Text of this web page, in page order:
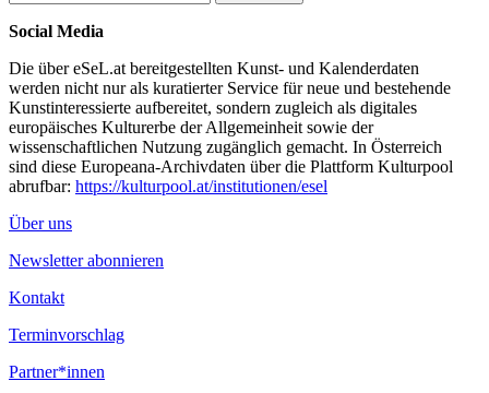
Social Media
Die über eSeL.at bereitgestellten Kunst- und Kalenderdaten
werden nicht nur als kuratierter Service für neue und bestehende
Kunstinteressierte aufbereitet, sondern zugleich als digitales
europäisches Kulturerbe der Allgemeinheit sowie der
wissenschaftlichen Nutzung zugänglich gemacht. In Österreich
sind diese Europeana-Archivdaten über die Plattform Kulturpool
abrufbar: https://kulturpool.at/institutionen/esel
Über uns
Newsletter abonnieren
Kontakt
Terminvorschlag
Partner*innen